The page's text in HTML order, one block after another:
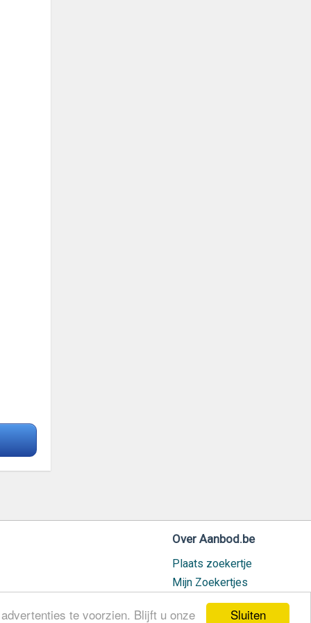
Sluiten
te voorzien. Blijft u onze
Over Aanbod.be
Plaats zoekertje
Mijn Zoekertjes
Contact / Helpdesk
Nieuw geplaatst